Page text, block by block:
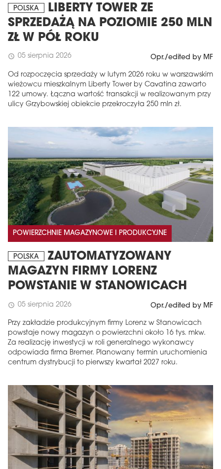
POLSKA
LIBERTY TOWER ZE
SPRZEDAŻĄ NA POZIOMIE 250 MLN
ZŁ W PÓŁ ROKU
schedule 05 sierpnia 2026 Opr./edited by MF
Od rozpoczęcia sprzedaży w lutym 2026 roku w warszawskim
wieżowcu mieszkalnym Liberty Tower by Cavatina zawarto
122 umowy. Łączna wartość transakcji w realizowanym przy
ulicy Grzybowskiej obiekcie przekroczyła 250 mln zł.
POWIERZCHNIE MAGAZYNOWE I PRODUKCYJNE
POLSKA
ZAUTOMATYZOWANY
MAGAZYN FIRMY LORENZ
POWSTANIE W STANOWICACH
schedule 05 sierpnia 2026 Opr./edited by MF
Przy zakładzie produkcyjnym firmy Lorenz w Stanowicach
powstaje nowy magazyn o powierzchni około 16 tys. mkw.
Za realizację inwestycji w roli generalnego wykonawcy
odpowiada firma Bremer. Planowany termin uruchomienia
centrum dystrybucji to pierwszy kwartał 2027 roku.